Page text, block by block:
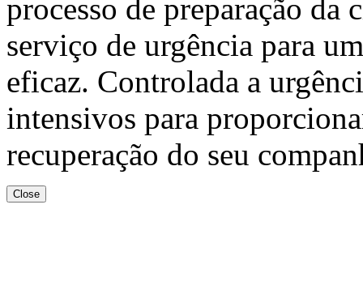
processo de preparação da
serviço de urgência para
eficaz. Controlada a
intensivos para
recuperação do seu
Close